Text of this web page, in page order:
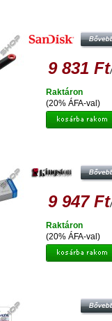
9 831 Ft
(20% ÁFA-val)
Raktáron
9 947 Ft
(20% ÁFA-val)
Raktáron